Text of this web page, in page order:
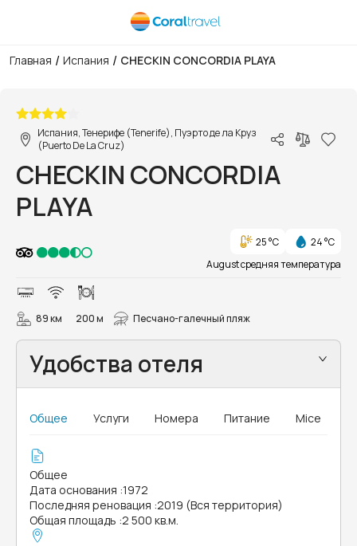
Главная / Испания / CHECKIN CONCORDIA PLAYA
Испания, Тенерифе (Tenerife), Пуэрто де ла Круз
(Puerto De La Cruz)
CHECKIN CONCORDIA
PLAYA
25 °C
24 °C
August средняя температура
89 км 200 м Песчано-галечный пляж
Удобства отеля
Общее Услуги Номера Питание Mice
Общее
Дата основания :1972
Последняя реновация :2019 (Вся территория)
Общая площадь :2 500 кв.м.